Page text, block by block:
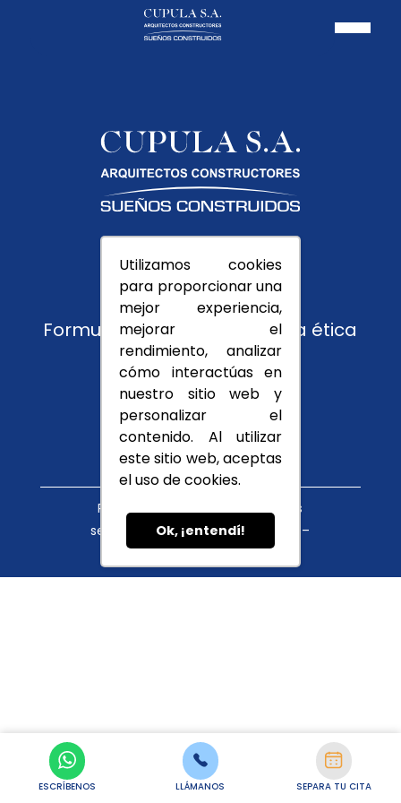
Utilizamos cookies
para proporcionar una
mejor experiencia,
mejorar el
rendimiento, analizar
cómo interactúas en
nuestro sitio web y
personalizar el
contenido. Al utilizar
este sitio web, aceptas
el uso de cookies.
Ok, ¡entendí!
ESCRÍBENOS LLÁMANOS SEPARA TU CITA
Usuarios
Trabaja con nosotros
Formulario de reporte y línea ética
Montevedra
Conócenos
Blog
Política de tratamiento de datos
servicioalcliente@cupula.com.co –
habeasdata@cupula.com.co